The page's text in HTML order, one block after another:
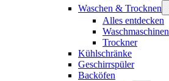
Waschen & Trocknen
Alles entdecken
Waschmaschinen
Trockner
Kühlschränke
Geschirrspüler
Backöfen